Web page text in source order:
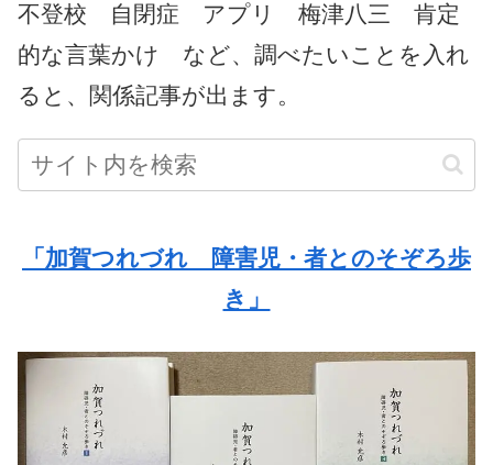
不登校 自閉症 アプリ 梅津八三 肯定
的な言葉かけ など、調べたいことを入れ
ると、関係記事が出ます。
「加賀つれづれ 障害児・者とのそぞろ歩
き」